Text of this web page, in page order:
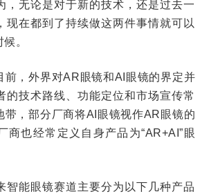
，无论是对于新的技术，还是过去一
现在都到了持续做这两件事情就可以
。
前，外界对AR眼镜和AI眼镜的界定并
的技术路线、功能定位和市场宣传常
带，部分厂商将AI眼镜视作AR眼镜的
商也经常定义自身产品为“AR+AI”眼
智能眼镜赛道主要分为以下几种产品